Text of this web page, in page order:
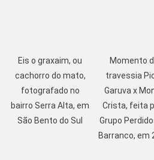
Eis o graxaim, ou
cachorro do mato,
fotografado no
bairro Serra Alta, em
São Bento do Sul
Momento
travessia
Garuva x
Crista, feita
Grupo
Barranco, em